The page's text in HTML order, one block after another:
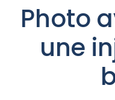
Photo
une